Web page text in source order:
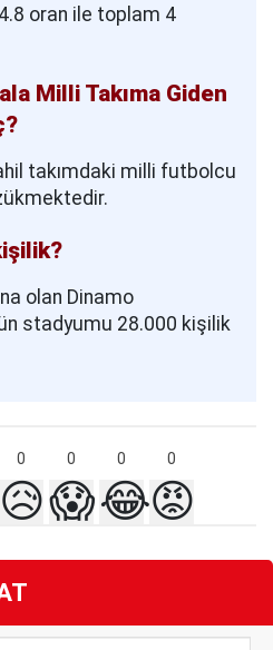
oran ile toplam 4
Milli Takıma Giden
takımdaki milli futbolcu
olan Dinamo
stadyumu 28.000 kişilik
0 0 0 0
😥😱😂😡